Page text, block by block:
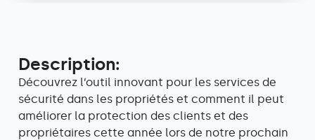
Description:
Découvrez l’outil innovant pour les services de
sécurité dans les propriétés et comment il peut
améliorer la protection des clients et des
propriétaires cette année lors de notre prochain